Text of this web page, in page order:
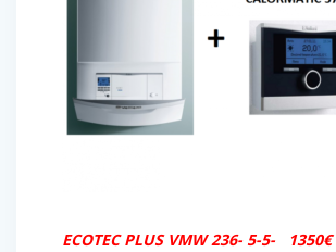
ECOTEC PLUS VMW 236- 5-5- 1350€